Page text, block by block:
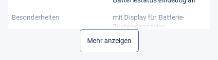
Besonderheiten
mit Display für Batterie-
Zustandsanzeige
52.2 mm
Mehr anzeigen